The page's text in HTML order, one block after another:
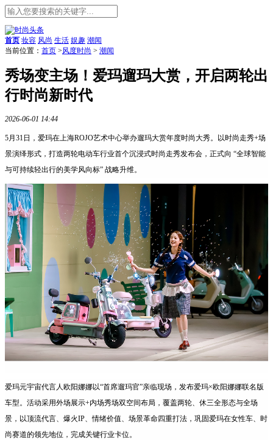
首页 妆容 风尚 生活 娱趣 潮闻
当前位置： 首页 >风度时尚 > 潮闻
秀场变主场！爱玛遛玛大赏，开启两轮出
行时尚新时代
2026-06-01 14:44
5月31日，爱玛在上海ROJO艺术中心举办遛玛大赏年度时尚大秀。以时尚走秀+场
景演绎形式，打造两轮电动车行业首个沉浸式时尚走秀发布会，正式向 “全球智能
与可持续轻出行的美学风向标” 战略升维。
爱玛元宇宙代言人欧阳娜娜以“首席遛玛官”亲临现场，发布爱玛×欧阳娜娜联名版
车型。活动采用外场展示+内场秀场双空间布局，覆盖两轮、休三全形态与全场
景，以顶流代言、爆火IP、情绪价值、场景革命四重打法，巩固爱玛在女性车、时
尚赛道的领先地位，完成关键行业卡位。